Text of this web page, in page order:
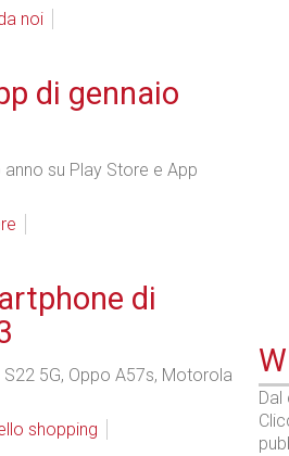
noi
di gennaio
su Play Store e App
di
5G, Oppo A57s, Motorola
shopping